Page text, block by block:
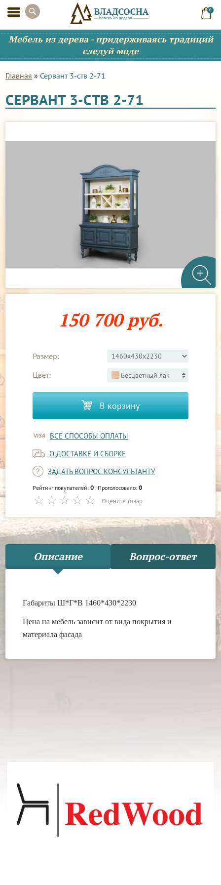
0
Мебель из дерева - придерживаясь традиций
следуй моде
Главная » Сервант 3-ств 2-71
СЕРВАНТ 3-СТВ 2-71
150 700 руб.
Размер:
Цвет:
Бесцветный лак
В корзину
ВСЕ СПОСОБЫ ОПЛАТЫ
О ДОСТАВКЕ И СБОРКЕ
ЗАДАТЬ ВОПРОС КОНСУЛЬТАНТУ
Рейтинг покупателей:0 . Проголосовало:0
Оцените товар
Описание Вопрос-ответ
Габариты Ш*Г*В 1460*430*2230
Цена на мебель зависит от вида покрытия и
материала фасада